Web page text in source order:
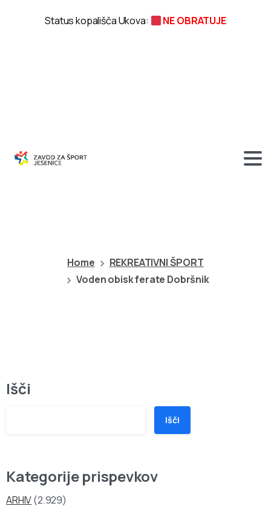
Home
REKREATIVNI ŠPORT
Voden obisk ferate Dobršnik
Išči
Išči
Kategorije prispevkov
ARHIV(2.929)
Status kopališča Ukova: NE OBRATUJE